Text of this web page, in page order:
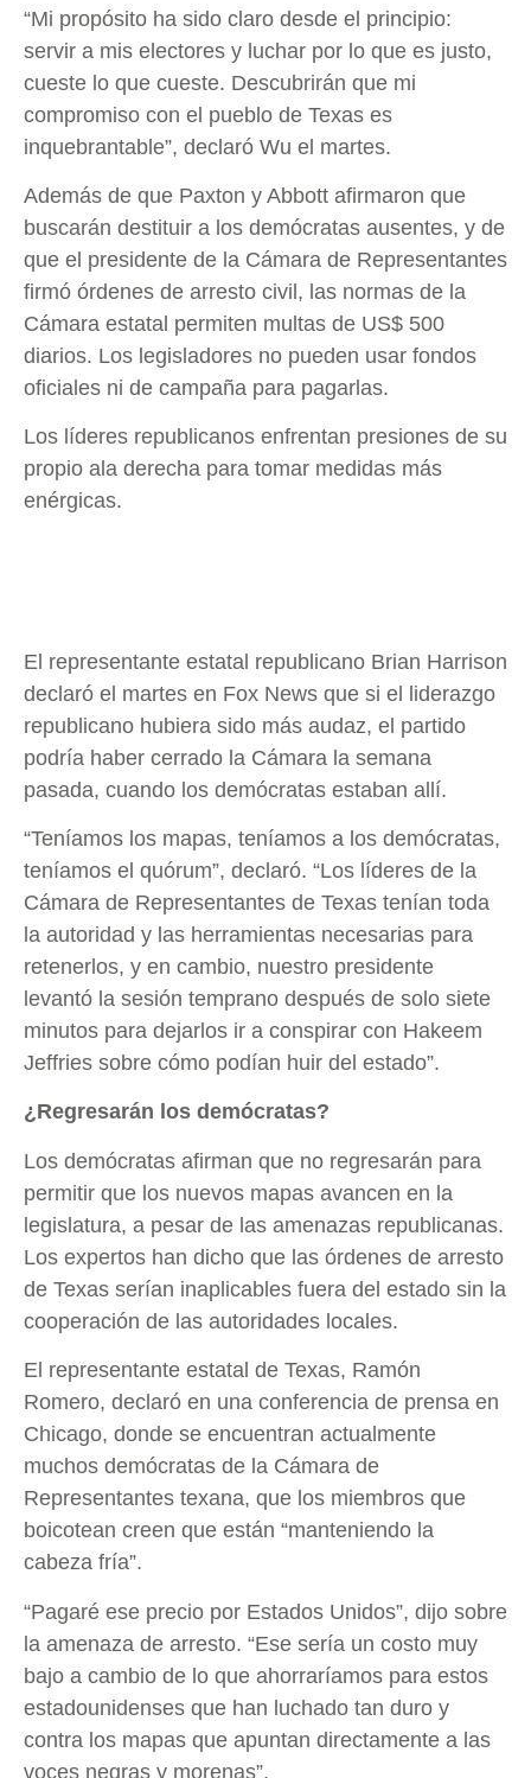
“Mi propósito ha sido claro desde el principio:
servir a mis electores y luchar por lo que es justo,
cueste lo que cueste. Descubrirán que mi
compromiso con el pueblo de Texas es
inquebrantable”, declaró Wu el martes.
Además de que Paxton y Abbott afirmaron que
buscarán destituir a los demócratas ausentes, y de
que el presidente de la Cámara de Representantes
firmó órdenes de arresto civil, las normas de la
Cámara estatal permiten multas de US$ 500
diarios. Los legisladores no pueden usar fondos
oficiales ni de campaña para pagarlas.
Los líderes republicanos enfrentan presiones de su
propio ala derecha para tomar medidas más
enérgicas.
El representante estatal republicano Brian Harrison
declaró el martes en Fox News que si el liderazgo
republicano hubiera sido más audaz, el partido
podría haber cerrado la Cámara la semana
pasada, cuando los demócratas estaban allí.
“Teníamos los mapas, teníamos a los demócratas,
teníamos el quórum”, declaró. “Los líderes de la
Cámara de Representantes de Texas tenían toda
la autoridad y las herramientas necesarias para
retenerlos, y en cambio, nuestro presidente
levantó la sesión temprano después de solo siete
minutos para dejarlos ir a conspirar con Hakeem
Jeffries sobre cómo podían huir del estado”.
¿Regresarán los demócratas?
Los demócratas afirman que no regresarán para
permitir que los nuevos mapas avancen en la
legislatura, a pesar de las amenazas republicanas.
Los expertos han dicho que las órdenes de arresto
de Texas serían inaplicables fuera del estado sin la
cooperación de las autoridades locales.
El representante estatal de Texas, Ramón
Romero, declaró en una conferencia de prensa en
Chicago, donde se encuentran actualmente
muchos demócratas de la Cámara de
Representantes texana, que los miembros que
boicotean creen que están “manteniendo la
cabeza fría”.
“Pagaré ese precio por Estados Unidos”, dijo sobre
la amenaza de arresto. “Ese sería un costo muy
bajo a cambio de lo que ahorraríamos para estos
estadounidenses que han luchado tan duro y
contra los mapas que apuntan directamente a las
voces negras y morenas”.